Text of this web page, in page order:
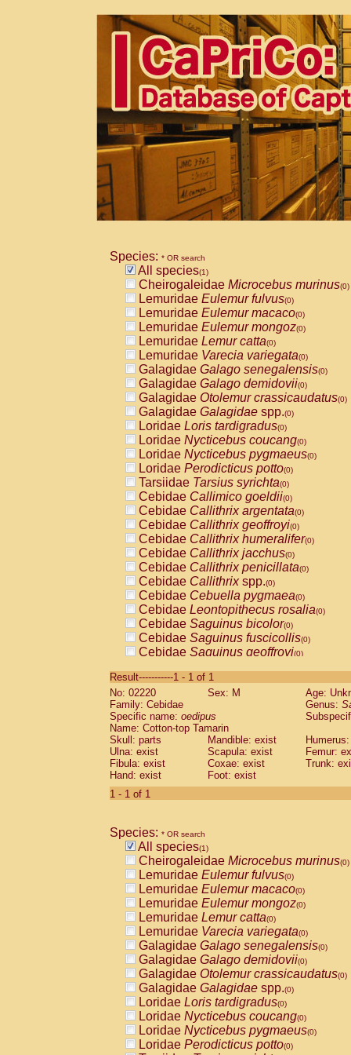
Species: * OR search
All species(1)
Cheirogaleidae Microcebus murinus(0)
Lemuridae Eulemur fulvus(0)
Lemuridae Eulemur macaco(0)
Lemuridae Eulemur mongoz(0)
Lemuridae Lemur catta(0)
Lemuridae Varecia variegata(0)
Galagidae Galago senegalensis(0)
Galagidae Galago demidovii(0)
Galagidae Otolemur crassicaudatus(0)
Galagidae Galagidae spp.(0)
Loridae Loris tardigradus(0)
Loridae Nycticebus coucang(0)
Loridae Nycticebus pygmaeus(0)
Loridae Perodicticus potto(0)
Tarsiidae Tarsius syrichta(0)
Cebidae Callimico goeldii(0)
Cebidae Callithrix argentata(0)
Cebidae Callithrix geoffroyi(0)
Cebidae Callithrix humeralifer(0)
Cebidae Callithrix jacchus(0)
Cebidae Callithrix penicillata(0)
Cebidae Callithrixspp.(0)
Cebidae Cebuella pygmaea(0)
Cebidae Leontopithecus rosalia(0)
Cebidae Saguinus bicolor(0)
Cebidae Saguinus fuscicollis(0)
Cebidae Saguinus geoffroyi(0)
CebidaeSaguinus labiatus(0)
Cebidae Saguinus leucopus (0)
Cebidae
CebidaeSaguinus mystax
Cebidae Saguinus nigricollis (0)
Cebidae Saguinus oedipus
Cebidae Saguinus weddelli
Cebidae Saguinusspp.
Cebidae
CebidaeCebus capucinus
CebidaeCebus nigrivittatus
CebidaeCebus spp.(0)
CebidaeSaimiri boliviensis(0)
CebidaeSaimiri sciureus(0)
AtelidaeAlouatta caraya(0)
AtelidaeAlouatta fusca(0)
AtelidaeAlouatta seniculus(0)
AtelidaeAlouattaspp.(0)
AtelidaeAteles belzebuth(0)
AtelidaeAteles geoffroyi(0)
AtelidaeAteles paniscus(0)
AtelidaeAtelesspp.(0)
AtelidaeLagothrix lagothricha(0)
AtelidaeLagothrix lagothricha cana
PitheciidaeCacajao calvus
Result-----------1 - 1 of 1
No: 02220
Sex: M
Age:
Family: Cebidae
Genus:
Specific name: oedipus
Name: Cotton-top Tamarin
Skull: parts
Mandible: exist
Ulna: exist
Scapula: exist
Femur:
Fibula: exist
Coxae: exist
Trunk:
Hand: exist
Foot: exist
1 - 1 of 1
Species: * OR search
All species(1)
Cheirogaleidae Microcebus murinus(0)
Lemuridae Eulemur fulvus(0)
Lemuridae Eulemur macaco(0)
Lemuridae Eulemur mongoz(0)
Lemuridae Lemur catta(0)
Lemuridae Varecia variegata(0)
Galagidae Galago senegalensis(0)
Galagidae Galago demidovii(0)
Galagidae Otolemur crassicaudatus(0)
Galagidae Galagidae spp.(0)
Loridae Loris tardigradus(0)
Loridae Nycticebus coucang(0)
Loridae Nycticebus pygmaeus(0)
Loridae Perodicticus potto(0)